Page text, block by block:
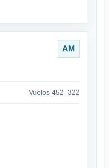
AM
Vuelos 452_322